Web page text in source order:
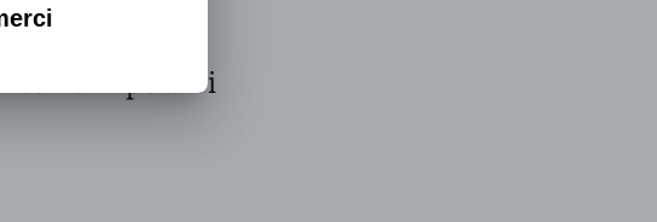
terrain pourri